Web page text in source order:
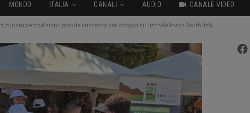
MONDO ITALIA CANALI AUDIO CANALE VIDEO
turismo e tradizioni: grande successo per la tappa di High Wellness South Italy.